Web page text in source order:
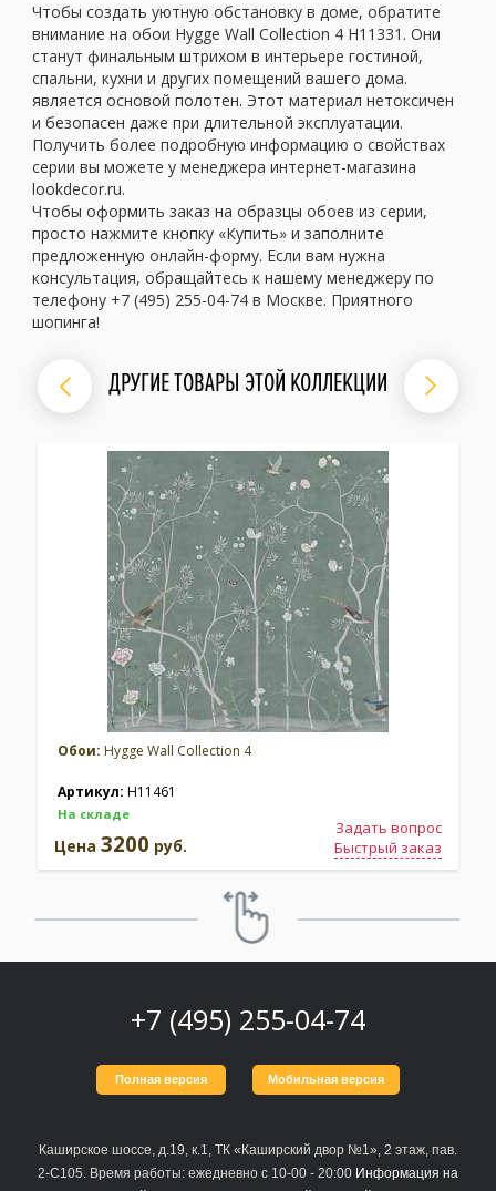
Чтобы создать уютную обстановку в доме, обратите
внимание на обои Hygge Wall Collection 4 H11331. Они
станут финальным штрихом в интерьере гостиной,
спальни, кухни и других помещений вашего дома.
является основой полотен. Этот материал нетоксичен
и безопасен даже при длительной эксплуатации.
Получить более подробную информацию о свойствах
серии вы можете у менеджера интернет-магазина
lookdecor.ru.
Чтобы оформить заказ на образцы обоев из серии,
просто нажмите кнопку «Купить» и заполните
предложенную онлайн-форму. Если вам нужна
консультация, обращайтесь к нашему менеджеру по
телефону +7 (495) 255-04-74 в Москве. Приятного
шопинга!
ДРУГИЕ ТОВАРЫ ЭТОЙ КОЛЛЕКЦИИ
Обои: Hygge Wall Collection 4
Артикул: H11461
На складе
Задать вопрос
Быстрый заказ
Цена 3200 руб.
+7 (495) 255-04-74
Полная версия Мобильная версия
Каширское шоссе, д.19, к.1, ТК «Каширский двор №1», 2 этаж, пав.
2-С105. Время работы: ежедневно с 10-00 - 20:00 Информация на